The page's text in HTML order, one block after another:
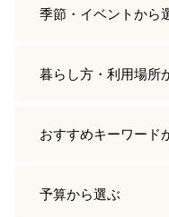
季節・イベントから
暮らし方・利用場所
おすすめキーワード
予算から選ぶ